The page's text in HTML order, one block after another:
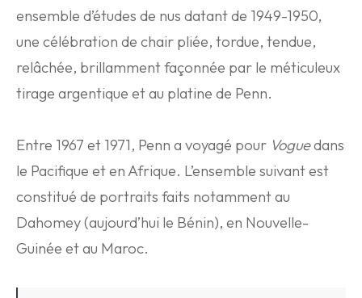
ensemble d’études de nus datant de 1949-1950,
une célébration de chair pliée, tordue, tendue,
relâchée, brillamment façonnée par le méticuleux
tirage argentique et au platine de Penn.
Entre 1967 et 1971, Penn a voyagé pour Voguedans
le Pacifique et en Afrique. L’ensemble suivant est
constitué de portraits faits notamment au
Dahomey (aujourd’hui le Bénin), en Nouvelle-
Guinée et au Maroc.